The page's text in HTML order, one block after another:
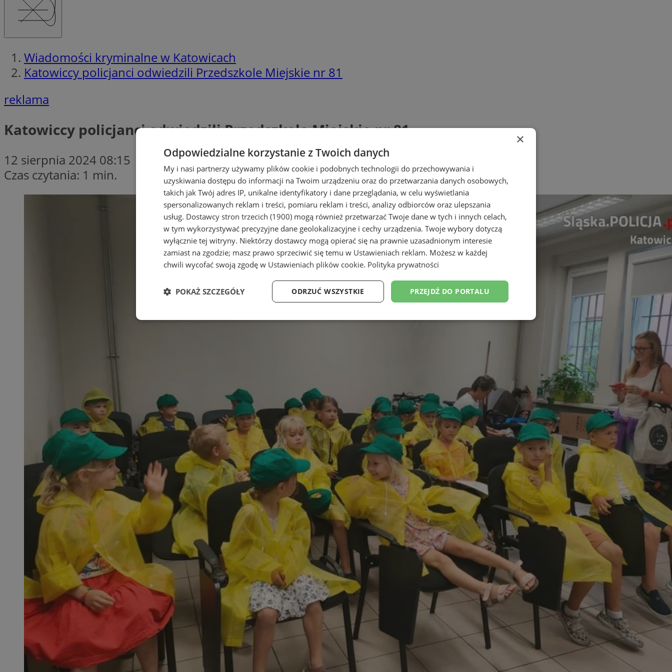
Wiadomości kryminalne w Katowicach
Katowiccy policjanci odwiedzili Przedszkole Miejskie nr 81
reklama
Katowiccy policjanci odwiedzili Przedszkole Miejskie nr 81
12 sierpnia 2024 08:15
Czas czytania: 1 min.
×
Odpowiedzialne korzystanie z Twoich danych
My i nasi partnerzy używamy plików cookie i podobnych technologii do przechowywania i
uzyskiwania dostępu do informacji na Twoim urządzeniu oraz do przetwarzania danych osobowych,
takich jak Twój adres IP, unikalne identyfikatory i dane przeglądania, w celu wyświetlania
spersonalizowanych reklam i treści, pomiaru reklam i treści, analizy odbiorców oraz ulepszania
usług. Dostawcy stron trzecich (1900) mogą również przetwarzać Twoje dane w tych i innych celach,
w tym wykorzystywać precyzyjne dane geolokalizacyjne i cechy urządzenia. Twoje wybory dotyczą
wyłącznie tej witryny. Niektórzy dostawcy mogą opierać się na prawnie uzasadnionym interesie
zamiast na zgodzie; masz prawo sprzeciwić się temu w Ustawieniach reklam. Możesz w każdej
chwili wycofać swoją zgodę w Ustawieniach plików cookie. Polityka prywatności
PRZEJDŹ DO PORTALU
ODRZUĆ WSZYSTKIE
POKAŻ SZCZEGÓŁY
Niezbędne Wydajność Targetowanie Funkcjonalność Niesklasyfikowane
Niezbędne Targetowanie Niesklasyfikowane
Niezbędne pliki cookie umożliwiają korzystanie z podstawowych funkcji strony internetowej, takich jak logowanie użytkownika i
zarządzanie kontem. Bez niezbędnych plików cookie nie można prawidłowo korzystać ze strony internetowej.
Nazwa
Provider /
Domena
Okres
przechowywania
Opis
SessID mojekatowice.pl 1 rok
Ten plik cookie przechowuje identyfikator sesji.
QeSessID
mojekatowice.pl 1 rok
Ten plik cookie przechowuje identyfikator sesji.
MvSessID
mojekatowice.pl 1 rok
Ten plik cookie przechowuje identyfikator sesji.
__cf_bm
Cloudflare Inc.
.temu.com
29 minut 56
sekund
Ten plik cookie służy do rozróżniania ludzi i botów.
Jest to korzystne dla strony internetowej, ponieważ
umożliwia tworzenie ważnych raportów na temat
korzystania z jej witryny internetowej.
VISITOR_PRIVACY_METADATA
.youtube.com
5 miesięcy 4
tygodnie
Ten plik cookie przechowuje informacje o zgodzie
użytkownika oraz jego preferencjach dotyczących
prywatności podczas korzystania z witryny. Rejestruje
wybory dotyczące polityki prywatności i ustawień
zgody, zapewniając ich przestrzeganie w kolejnych
wizytach. Dzięki temu użytkownik nie musi ponownie
konfigurować swoich preferencji, co zwiększa wygodę
i zgodność z regulacjami ochrony danych.
__cf_bm
Cloudflare Inc.
.twitter.com
29 minut 53
sekundy
Ten plik cookie służy do rozróżniania ludzi i botów.
Jest to korzystne dla strony internetowej, ponieważ
umożliwia tworzenie ważnych raportów na temat
korzystania z jej witryny internetowej.
4 tygodnie 2 dni
Ten plik cookie jest używany przez usługę Cookie-
Script.com do zapamiętywania preferencji
dotyczących zgody użytkownika na pliki cookie. Jest
to konieczne, aby baner cookie Cookie-Script.com
działał poprawnie.
Google Privacy Policy